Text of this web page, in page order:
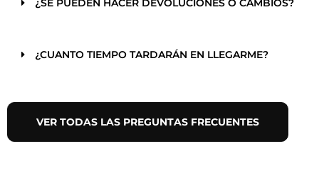
¿SE PUEDEN HACER DEVOLUCIONES O CAMBIOS?
¿CUANTO TIEMPO TARDARÁN EN LLEGARME?
VER TODAS LAS PREGUNTAS FRECUENTES